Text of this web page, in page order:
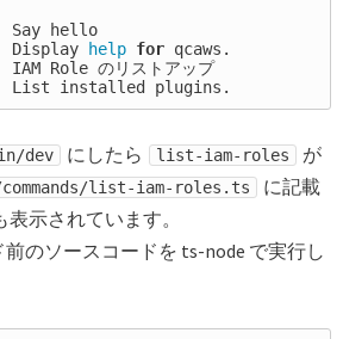
Say hello
Display help for qcaws.
Role のリストアップ
dev にしたら list-iam-roles
が
list-iam-roles.ts
に記載
表示されています。
前のソースコードを ts-node で実行し